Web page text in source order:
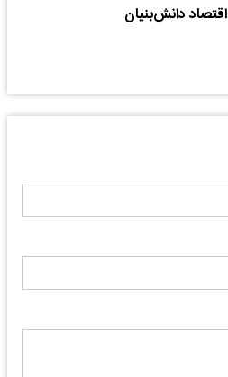
اقتصاد دانش‌بنیان